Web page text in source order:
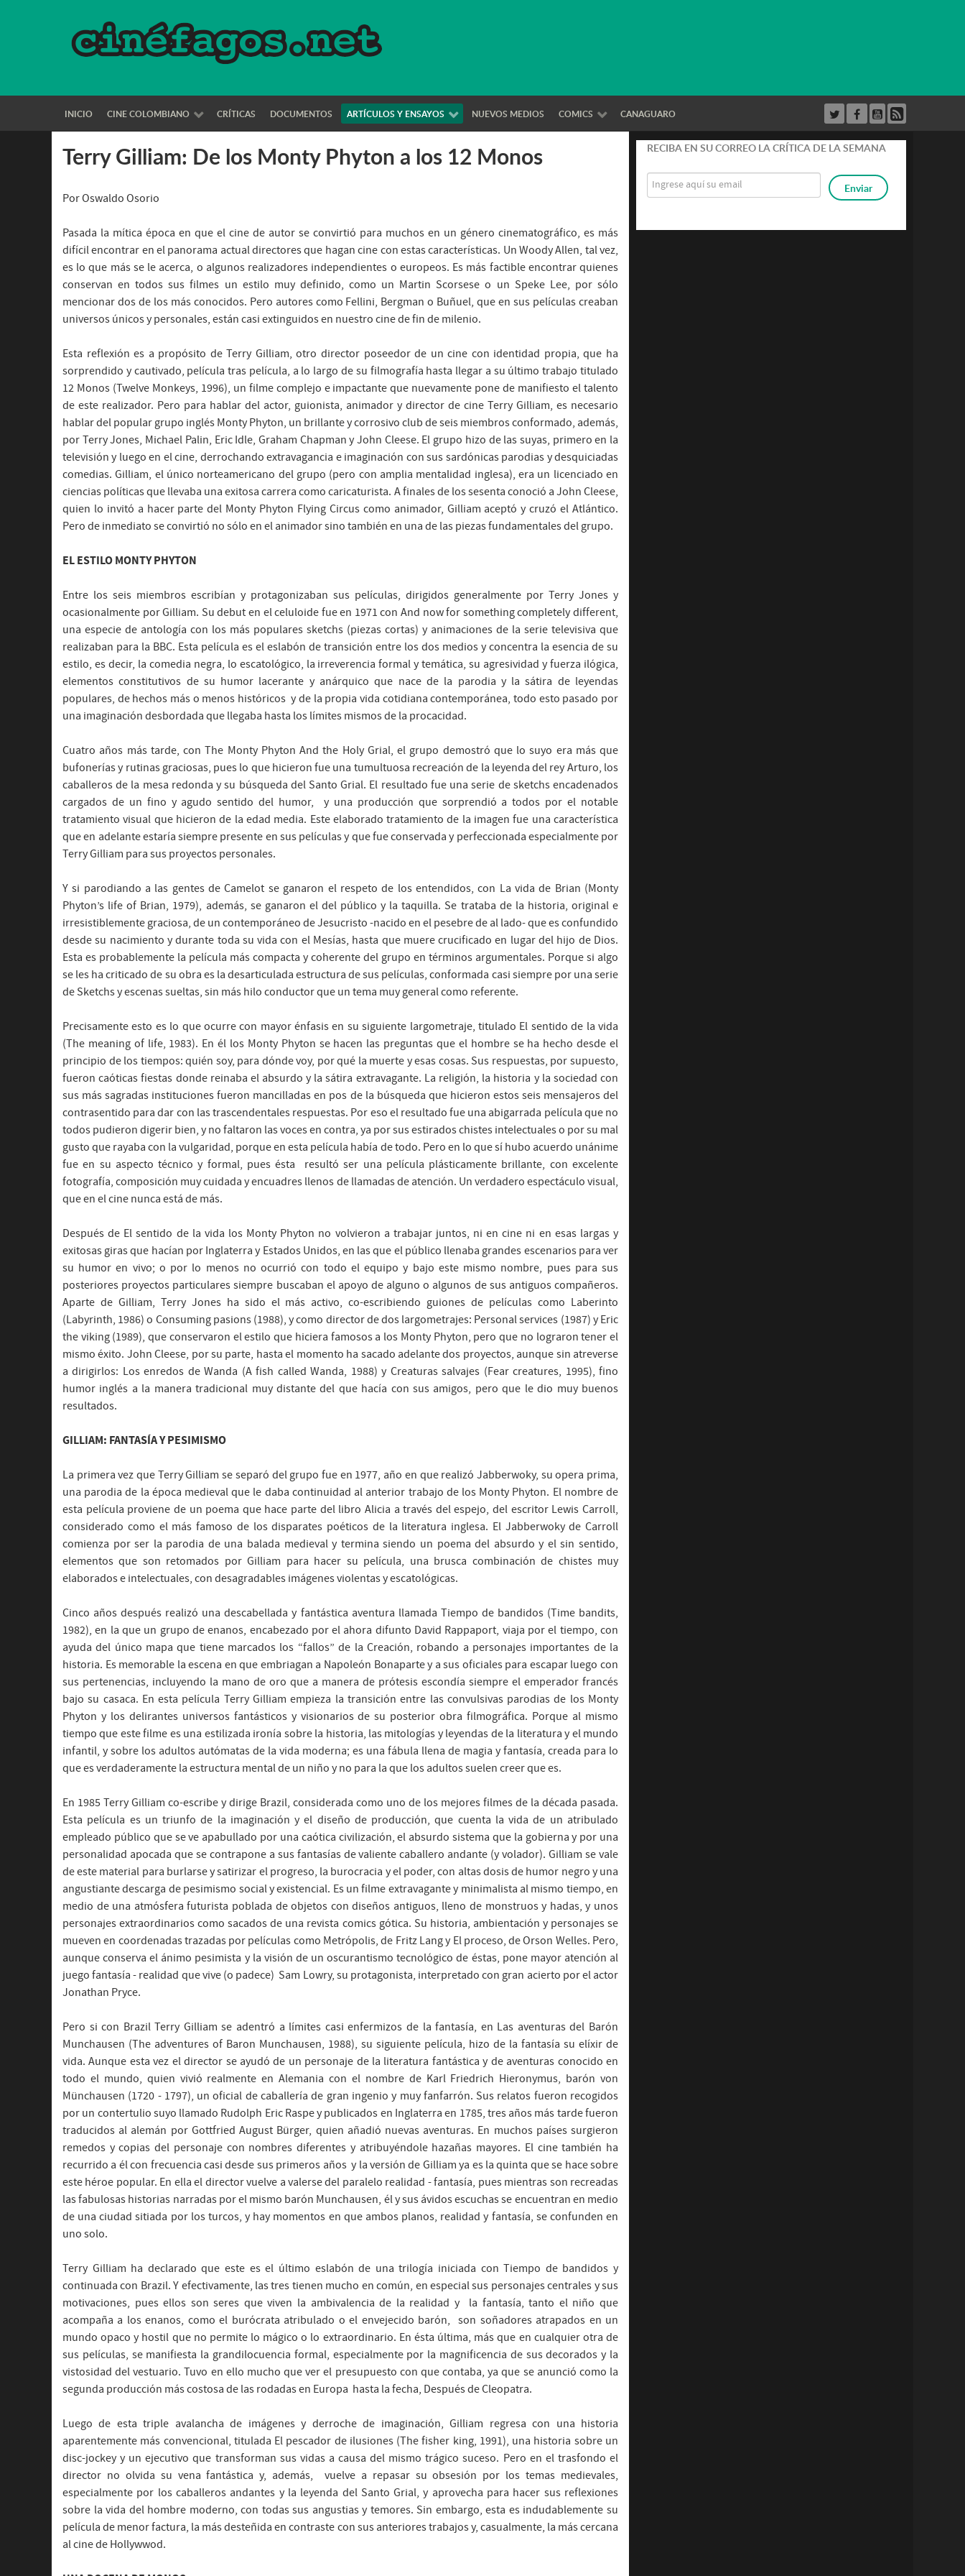
INICIO CINE COLOMBIANO CRÍTICAS DOCUMENTOS ARTÍCULOS Y ENSAYOS NUEVOS MEDIOS COMICS CANAGUARO
Terry Gilliam: De los Monty Phyton a los 12 Monos
Por Oswaldo Osorio
Pasada la mítica época en que el cine de autor se convirtió para muchos en un género cinematográfico, es más
difícil encontrar en el panorama actual directores que hagan cine con estas características. Un Woody Allen, tal vez,
es lo que más se le acerca, o algunos realizadores independientes o europeos. Es más factible encontrar quienes
conservan en todos sus filmes un estilo muy definido, como un Martin Scorsese o un Speke Lee, por sólo
mencionar dos de los más conocidos. Pero autores como Fellini, Bergman o Buñuel, que en sus películas creaban
universos únicos y personales, están casi extinguidos en nuestro cine de fin de milenio.
Esta reflexión es a propósito de Terry Gilliam, otro director poseedor de un cine con identidad propia, que ha
sorprendido y cautivado, película tras película, a lo largo de su filmografía hasta llegar a su último trabajo titulado
12 Monos (Twelve Monkeys, 1996), un filme complejo e impactante que nuevamente pone de manifiesto el talento
de este realizador. Pero para hablar del actor, guionista, animador y director de cine Terry Gilliam, es necesario
hablar del popular grupo inglés Monty Phyton, un brillante y corrosivo club de seis miembros conformado, además,
por Terry Jones, Michael Palin, Eric Idle, Graham Chapman y John Cleese. El grupo hizo de las suyas, primero en la
televisión y luego en el cine, derrochando extravagancia e imaginación con sus sardónicas parodias y desquiciadas
comedias. Gilliam, el único norteamericano del grupo (pero con amplia mentalidad inglesa), era un licenciado en
ciencias políticas que llevaba una exitosa carrera como caricaturista. A finales de los sesenta conoció a John Cleese,
quien lo invitó a hacer parte del Monty Phyton Flying Circus como animador, Gilliam aceptó y cruzó el Atlántico.
Pero de inmediato se convirtió no sólo en el animador sino también en una de las piezas fundamentales del grupo.
EL ESTILO MONTY PHYTON
Entre los seis miembros escribían y protagonizaban sus películas, dirigidos generalmente por Terry Jones y
ocasionalmente por Gilliam. Su debut en el celuloide fue en 1971 con And now for something completely different,
una especie de antología con los más populares sketchs (piezas cortas) y animaciones de la serie televisiva que
realizaban para la BBC. Esta película es el eslabón de transición entre los dos medios y concentra la esencia de su
estilo, es decir, la comedia negra, lo escatológico, la irreverencia formal y temática, su agresividad y fuerza ilógica,
elementos constitutivos de su humor lacerante y anárquico que nace de la parodia y la sátira de leyendas
populares, de hechos más o menos históricos y de la propia vida cotidiana contemporánea, todo esto pasado por
una imaginación desbordada que llegaba hasta los límites mismos de la procacidad.
Cuatro años más tarde, con The Monty Phyton And the Holy Grial, el grupo demostró que lo suyo era más que
bufonerías y rutinas graciosas, pues lo que hicieron fue una tumultuosa recreación de la leyenda del rey Arturo, los
caballeros de la mesa redonda y su búsqueda del Santo Grial. El resultado fue una serie de sketchs encadenados
cargados de un fino y agudo sentido del humor, y una producción que sorprendió a todos por el notable
tratamiento visual que hicieron de la edad media. Este elaborado tratamiento de la imagen fue una característica
que en adelante estaría siempre presente en sus películas y que fue conservada y perfeccionada especialmente por
Terry Gilliam para sus proyectos personales.
Y si parodiando a las gentes de Camelot se ganaron el respeto de los entendidos, con La vida de Brian (Monty
Phyton’s life of Brian, 1979), además, se ganaron el del público y la taquilla. Se trataba de la historia, original e
irresistiblemente graciosa, de un contemporáneo de Jesucristo -nacido en el pesebre de al lado- que es confundido
desde su nacimiento y durante toda su vida con el Mesías, hasta que muere crucificado en lugar del hijo de Dios.
Esta es probablemente la película más compacta y coherente del grupo en términos argumentales. Porque si algo
se les ha criticado de su obra es la desarticulada estructura de sus películas, conformada casi siempre por una serie
de Sketchs y escenas sueltas, sin más hilo conductor que un tema muy general como referente.
Precisamente esto es lo que ocurre con mayor énfasis en su siguiente largometraje, titulado El sentido de la vida
(The meaning of life, 1983). En él los Monty Phyton se hacen las preguntas que el hombre se ha hecho desde el
principio de los tiempos: quién soy, para dónde voy, por qué la muerte y esas cosas. Sus respuestas, por supuesto,
fueron caóticas fiestas donde reinaba el absurdo y la sátira extravagante. La religión, la historia y la sociedad con
sus más sagradas instituciones fueron mancilladas en pos de la búsqueda que hicieron estos seis mensajeros del
contrasentido para dar con las trascendentales respuestas. Por eso el resultado fue una abigarrada película que no
todos pudieron digerir bien, y no faltaron las voces en contra, ya por sus estirados chistes intelectuales o por su mal
gusto que rayaba con la vulgaridad, porque en esta película había de todo. Pero en lo que sí hubo acuerdo unánime
fue en su aspecto técnico y formal, pues ésta resultó ser una película plásticamente brillante, con excelente
fotografía, composición muy cuidada y encuadres llenos de llamadas de atención. Un verdadero espectáculo visual,
que en el cine nunca está de más.
Después de El sentido de la vida los Monty Phyton no volvieron a trabajar juntos, ni en cine ni en esas largas y
exitosas giras que hacían por Inglaterra y Estados Unidos, en las que el público llenaba grandes escenarios para ver
su humor en vivo; o por lo menos no ocurrió con todo el equipo y bajo este mismo nombre, pues para sus
posteriores proyectos particulares siempre buscaban el apoyo de alguno o algunos de sus antiguos compañeros.
Aparte de Gilliam, Terry Jones ha sido el más activo, co-escribiendo guiones de películas como Laberinto
(Labyrinth, 1986) o Consuming pasions (1988), y como director de dos largometrajes: Personal services (1987) y Eric
the viking (1989), que conservaron el estilo que hiciera famosos a los Monty Phyton, pero que no lograron tener el
mismo éxito. John Cleese, por su parte, hasta el momento ha sacado adelante dos proyectos, aunque sin atreverse
a dirigirlos: Los enredos de Wanda (A fish called Wanda, 1988) y Creaturas salvajes (Fear creatures, 1995), fino
humor inglés a la manera tradicional muy distante del que hacía con sus amigos, pero que le dio muy buenos
resultados.
GILLIAM: FANTASÍA Y PESIMISMO
La primera vez que Terry Gilliam se separó del grupo fue en 1977, año en que realizó Jabberwoky, su opera prima,
una parodia de la época medieval que le daba continuidad al anterior trabajo de los Monty Phyton. El nombre de
esta película proviene de un poema que hace parte del libro Alicia a través del espejo, del escritor Lewis Carroll,
considerado como el más famoso de los disparates poéticos de la literatura inglesa. El Jabberwoky de Carroll
comienza por ser la parodia de una balada medieval y termina siendo un poema del absurdo y el sin sentido,
elementos que son retomados por Gilliam para hacer su película, una brusca combinación de chistes muy
elaborados e intelectuales, con desagradables imágenes violentas y escatológicas.
Cinco años después realizó una descabellada y fantástica aventura llamada Tiempo de bandidos (Time bandits,
1982), en la que un grupo de enanos, encabezado por el ahora difunto David Rappaport, viaja por el tiempo, con
ayuda del único mapa que tiene marcados los “fallos” de la Creación, robando a personajes importantes de la
historia. Es memorable la escena en que embriagan a Napoleón Bonaparte y a sus oficiales para escapar luego con
sus pertenencias, incluyendo la mano de oro que a manera de prótesis escondía siempre el emperador francés
bajo su casaca. En esta película Terry Gilliam empieza la transición entre las convulsivas parodias de los Monty
Phyton y los delirantes universos fantásticos y visionarios de su posterior obra filmográfica. Porque al mismo
tiempo que este filme es una estilizada ironía sobre la historia, las mitologías y leyendas de la literatura y el mundo
infantil, y sobre los adultos autómatas de la vida moderna; es una fábula llena de magia y fantasía, creada para lo
que es verdaderamente la estructura mental de un niño y no para la que los adultos suelen creer que es.
En 1985 Terry Gilliam co-escribe y dirige Brazil, considerada como uno de los mejores filmes de la década pasada.
Esta película es un triunfo de la imaginación y el diseño de producción, que cuenta la vida de un atribulado
empleado público que se ve apabullado por una caótica civilización, el absurdo sistema que la gobierna y por una
personalidad apocada que se contrapone a sus fantasías de valiente caballero andante (y volador). Gilliam se vale
de este material para burlarse y satirizar el progreso, la burocracia y el poder, con altas dosis de humor negro y una
angustiante descarga de pesimismo social y existencial. Es un filme extravagante y minimalista al mismo tiempo, en
medio de una atmósfera futurista poblada de objetos con diseños antiguos, lleno de monstruos y hadas, y unos
personajes extraordinarios como sacados de una revista comics gótica. Su historia, ambientación y personajes se
mueven en coordenadas trazadas por películas como Metrópolis, de Fritz Lang y El proceso, de Orson Welles. Pero,
aunque conserva el ánimo pesimista y la visión de un oscurantismo tecnológico de éstas, pone mayor atención al
juego fantasía - realidad que vive (o padece) Sam Lowry, su protagonista, interpretado con gran acierto por el actor
Jonathan Pryce.
Pero si con Brazil Terry Gilliam se adentró a límites casi enfermizos de la fantasía, en Las aventuras del Barón
Munchausen (The adventures of Baron Munchausen, 1988), su siguiente película, hizo de la fantasía su elíxir de
vida. Aunque esta vez el director se ayudó de un personaje de la literatura fantástica y de aventuras conocido en
todo el mundo, quien vivió realmente en Alemania con el nombre de Karl Friedrich Hieronymus, barón von
Münchausen (1720 - 1797), un oficial de caballería de gran ingenio y muy fanfarrón. Sus relatos fueron recogidos
por un contertulio suyo llamado Rudolph Eric Raspe y publicados en Inglaterra en 1785, tres años más tarde fueron
traducidos al alemán por Gottfried August Bürger, quien añadió nuevas aventuras. En muchos países surgieron
remedos y copias del personaje con nombres diferentes y atribuyéndole hazañas mayores. El cine también ha
recurrido a él con frecuencia casi desde sus primeros años y la versión de Gilliam ya es la quinta que se hace sobre
este héroe popular. En ella el director vuelve a valerse del paralelo realidad - fantasía, pues mientras son recreadas
las fabulosas historias narradas por el mismo barón Munchausen, él y sus ávidos escuchas se encuentran en medio
de una ciudad sitiada por los turcos, y hay momentos en que ambos planos, realidad y fantasía, se confunden en
uno solo.
Terry Gilliam ha declarado que este es el último eslabón de una trilogía iniciada con Tiempo de bandidos y
continuada con Brazil. Y efectivamente, las tres tienen mucho en común, en especial sus personajes centrales y sus
motivaciones, pues ellos son seres que viven la ambivalencia de la realidad y la fantasía, tanto el niño que
acompaña a los enanos, como el burócrata atribulado o el envejecido barón, son soñadores atrapados en un
mundo opaco y hostil que no permite lo mágico o lo extraordinario. En ésta última, más que en cualquier otra de
sus películas, se manifiesta la grandilocuencia formal, especialmente por la magnificencia de sus decorados y la
vistosidad del vestuario. Tuvo en ello mucho que ver el presupuesto con que contaba, ya que se anunció como la
segunda producción más costosa de las rodadas en Europa hasta la fecha, Después de Cleopatra.
Luego de esta triple avalancha de imágenes y derroche de imaginación, Gilliam regresa con una historia
aparentemente más convencional, titulada El pescador de ilusiones (The fisher king, 1991), una historia sobre un
disc-jockey y un ejecutivo que transforman sus vidas a causa del mismo trágico suceso. Pero en el trasfondo el
director no olvida su vena fantástica y, además, vuelve a repasar su obsesión por los temas medievales,
especialmente por los caballeros andantes y la leyenda del Santo Grial, y aprovecha para hacer sus reflexiones
sobre la vida del hombre moderno, con todas sus angustias y temores. Sin embargo, esta es indudablemente su
película de menor factura, la más desteñida en contraste con sus anteriores trabajos y, casualmente, la más cercana
al cine de Hollywwod.
RECIBA EN SU CORREO LA CRÍTICA DE LA SEMANA